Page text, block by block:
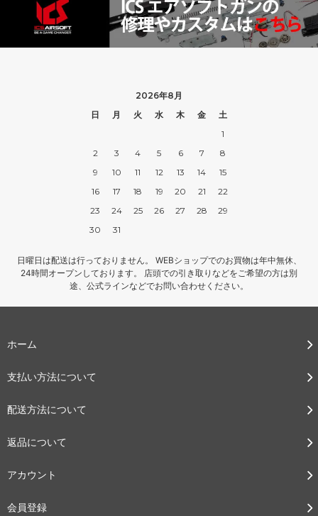
2026年8月
日
月 火 水 木 金
土
1
2
3 4 5 6 7
8
9
10 11 12 13 14
15
16
17 18 19 20 21
22
23
24 25 26 27 28
29
30
31
日曜日は配送は行っておりません。 WEBショップでのお買物は年中無休、
24時間オープンしております。 店頭での引き取りなどをご希望の方は別
途、公式ラインなどでお問い合わせください。
ホーム
支払い方法について
配送方法について
返品について
アカウント
会員登録